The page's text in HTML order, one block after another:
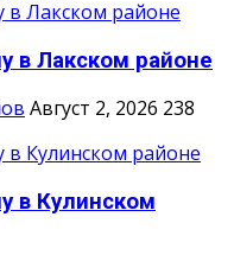
в Лакском районе
Август 2, 2026 238
в Кулинском